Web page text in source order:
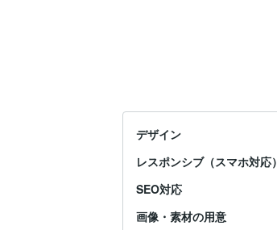
デザイン
レスポンシブ（スマホ対応）
SEO対応
画像・素材の用意